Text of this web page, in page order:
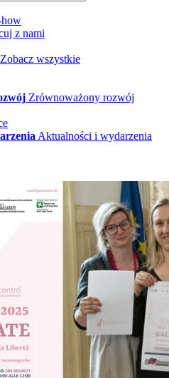
z nami
Zobacz wszystkie
Zrównoważony rozwój
Aktualności i wydarzenia